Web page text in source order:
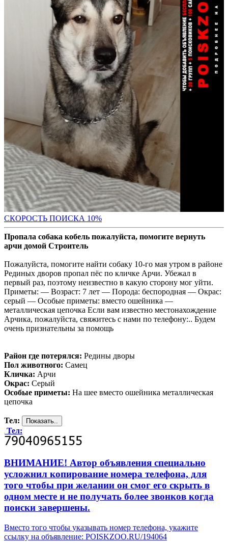
СКОРОСТЬ ПОИСКА 10%
Пропала собака кобель пожалуйста, помогите вернуть
арчи домой Строитель
Пожалуйста, помогите найти собаку 10-го мая утром в районе
Рединых дворов пропал пёс по кличке Арчи. Убежал в
первый раз, поэтому неизвестно в какую сторону мог уйти.
Приметы: — Возраст: 7 лет — Порода: беспородная — Окрас:
серый — Особые приметы: вместо ошейника —
металлическая цепочка Если вам известно местонахождение
Арчика, пожалуйста, свяжитесь с нами по телефону:.. Будем
очень признательны за помощь
Район где потерялся: Редины дворы
Пол животного: Самец
Кличка: Арчи
Окрас: Серый
Особые приметы: На шее вместо ошейника металлическая
цепочка
Тел:
Тел:
ВНИМАНИЕ! Автор объявления специально
усложнил копирование номера телефона, для
того чтобы при желании он смог его скрыть в
одном месте и не получать более звонков когда
поиски завершены.
Вместо того чтобы указывать номер телефона, укажите
ссылку на объявление: POISKZOO.RU/194064